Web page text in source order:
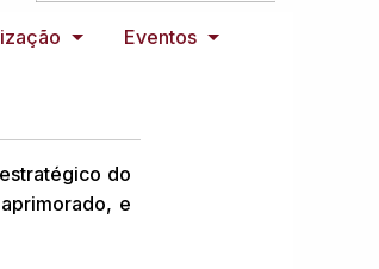
Eventos
do
e